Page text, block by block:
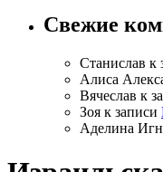
Свежие
Станислав к
Алиса
Вячеслав к
Зоя к записи
Аделина